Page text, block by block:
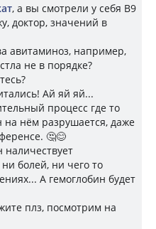
, а вы смотрели у себя В9
доктор, значений в
авитаминоз, например,
не в порядке?
Ай яй яй...
процесс где то
на нём разрушается, даже
🤔😊
болей, ни чего то
А гемоглобин будет
плз, посмотрим на